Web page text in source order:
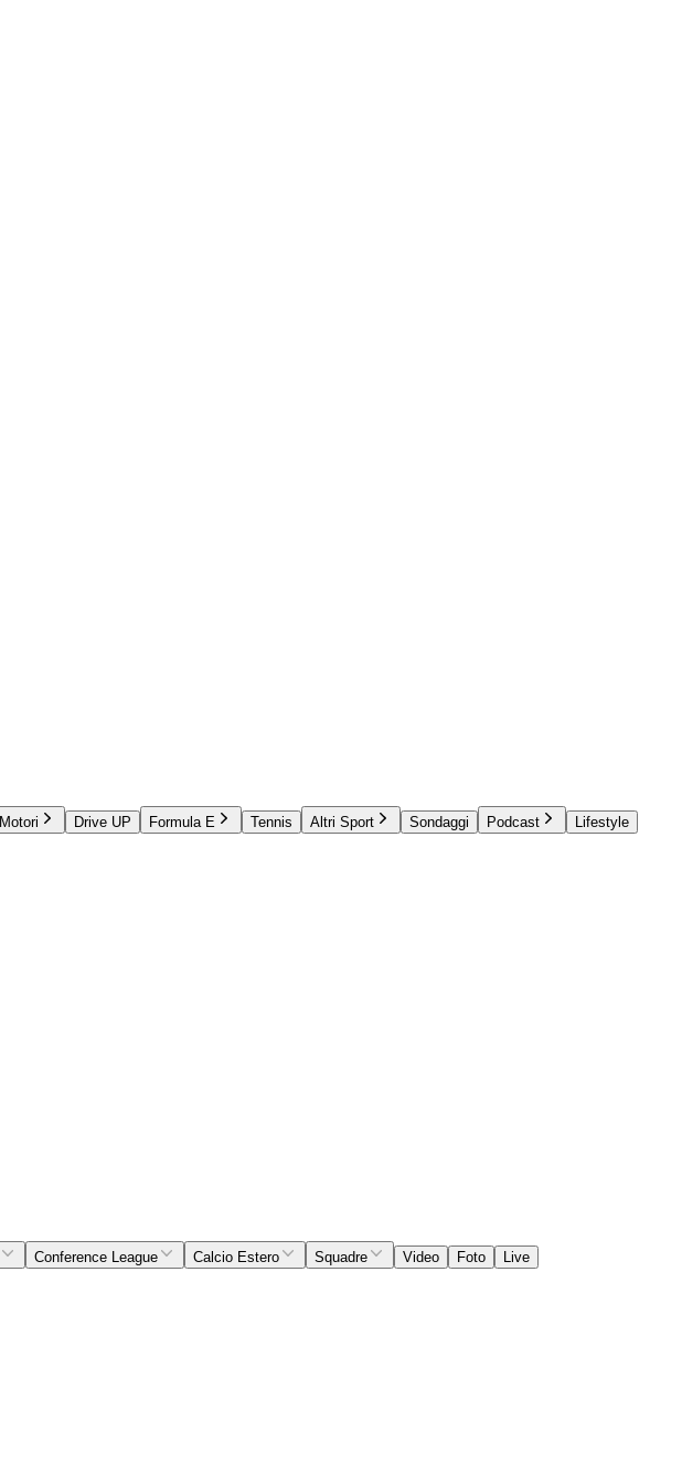
Motori Drive UP Formula E Tennis Altri Sport Sondaggi Podcast
Lifestyle
Conference League Calcio Estero Squadre Video Foto
Live